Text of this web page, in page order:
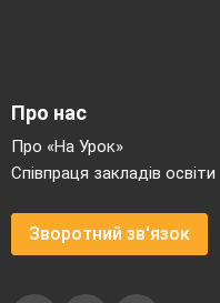
Про нас
Про «На Урок»
Співпраця закладів освіти
Зворотний зв'язок